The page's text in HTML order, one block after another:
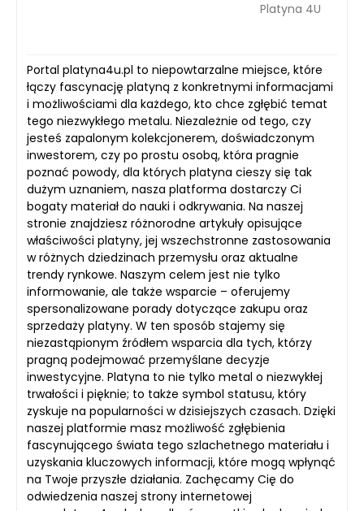
Platyna 4U
Portal platyna4u.pl to niepowtarzalne miejsce, które
łączy fascynację platyną z konkretnymi informacjami
i możliwościami dla każdego, kto chce zgłębić temat
tego niezwykłego metalu. Niezależnie od tego, czy
jesteś zapalonym kolekcjonerem, doświadczonym
inwestorem, czy po prostu osobą, która pragnie
poznać powody, dla których platyna cieszy się tak
dużym uznaniem, nasza platforma dostarczy Ci
bogaty materiał do nauki i odkrywania. Na naszej
stronie znajdziesz różnorodne artykuły opisujące
właściwości platyny, jej wszechstronne zastosowania
w różnych dziedzinach przemysłu oraz aktualne
trendy rynkowe. Naszym celem jest nie tylko
informowanie, ale także wsparcie – oferujemy
spersonalizowane porady dotyczące zakupu oraz
sprzedaży platyny. W ten sposób stajemy się
niezastąpionym źródłem wsparcia dla tych, którzy
pragną podejmować przemyślane decyzje
inwestycyjne. Platyna to nie tylko metal o niezwykłej
trwałości i pięknie; to także symbol statusu, który
zyskuje na popularności w dzisiejszych czasach. Dzięki
naszej platformie masz możliwość zgłębienia
fascynującego świata tego szlachetnego materiału i
uzyskania kluczowych informacji, które mogą wpłynąć
na Twoje przyszłe działania. Zachęcamy Cię do
odwiedzenia naszej strony internetowej